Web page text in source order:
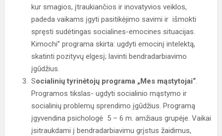
kur smagios, įtraukiančios ir inovatyvios veiklos,
padeda vaikams įgyti pasitikėjimo savimi ir išmokti
spręsti sudėtingas socialines-emocines situacijas.
Kimochi” programa skirta: ugdyti emocinį intelektą,
skatinti pozityvų elgesį; lavinti bendradarbiavimo
įgūdžius.
Socialinių tyrinėtojų programa „Mes mąstytojai“.
Programos tikslas- ugdyti socialinio mąstymo ir
socialinių problemų sprendimo įgūdžius. Programą
įgyvendina psichologė 5 – 6 m. amžiaus grupėje. Vaikai
įsitraukdami į bendradarbiavimu grįstus žaidimus,